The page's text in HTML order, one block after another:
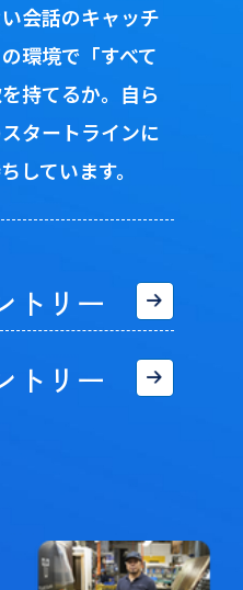
会話のキャッチ
環境で「すべて
持てるか。自ら
タートラインに
しています。
トリー
トリー